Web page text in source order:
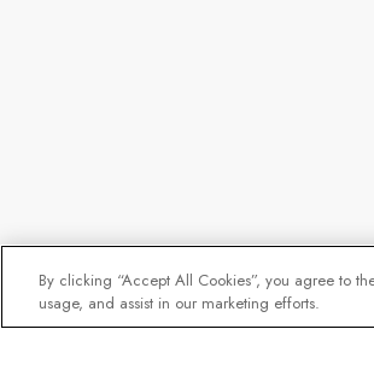
By clicking “Accept All Cookies”, you agree to
usage, and assist in our marketing efforts.